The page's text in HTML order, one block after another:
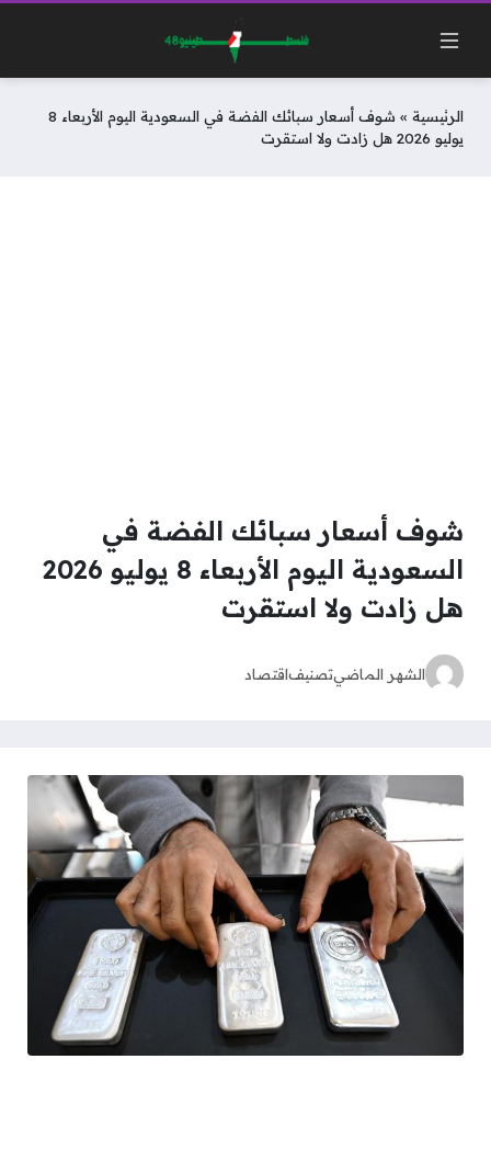
الرئيسية »
شوف أسعار سبائك الفضة في السعودية اليوم الأربعاء 8
يوليو 2026 هل زادت ولا استقرت
شوف أسعار سبائك الفضة في
السعودية اليوم الأربعاء 8 يوليو 2026
هل زادت ولا استقرت
الشهر الماضيتصنيفاقتصاد